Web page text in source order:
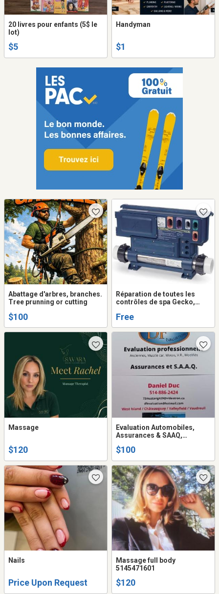
20 livres pour enfants (5$ le
lot)
$5
Handyman
$1
Abattage d'arbres, branches.
Tree prunning or cutting
$100
Réparation de toutes les
contrôles de spa Gecko,
Free
Massage
$120
Evaluation Automobiles,
Assurances & SAAQ,
Châteauguay, Valleyfield,
$100
Nails
Price Upon Request
Massage full body
5145471601
$120